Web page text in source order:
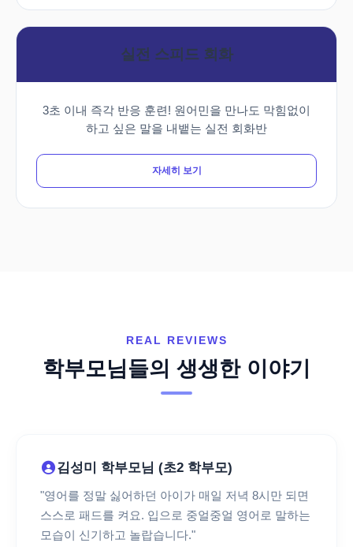
실전 스피드 회화
3초 이내 즉각 반응 훈련! 원어민을 만나도 막힘없이
하고 싶은 말을 내뱉는 실전 회화반
자세히 보기
REAL REVIEWS
학부모님들의 생생한 이야기
김성미 학부모님 (초2 학부모)
"영어를 정말 싫어하던 아이가 매일 저녁 8시만 되면
스스로 패드를 켜요. 입으로 중얼중얼 영어로 말하는
모습이 신기하고 놀랍습니다."